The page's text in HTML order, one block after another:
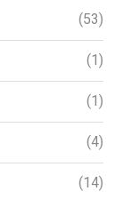
(53)
(1)
(1)
(4)
(14)